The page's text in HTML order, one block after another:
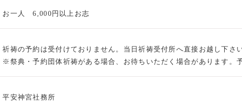
お一人 6,000円以上お志
祈祷の予約は受付けておりません。当日祈祷受付所へ直接お越し下さい
※祭典・予約団体祈祷がある場合、お待ちいただく場合があります。
平安神宮社務所